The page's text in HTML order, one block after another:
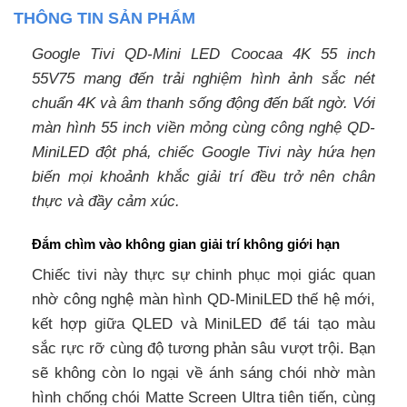
THÔNG TIN SẢN PHẨM
Google Tivi QD-Mini LED Coocaa 4K 55 inch
55V75 mang đến trải nghiệm hình ảnh sắc nét
chuẩn 4K và âm thanh sống động đến bất ngờ. Với
màn hình 55 inch viền mỏng cùng công nghệ QD-
MiniLED đột phá, chiếc Google Tivi này hứa hẹn
biến mọi khoảnh khắc giải trí đều trở nên chân
thực và đầy cảm xúc.
Đắm chìm vào không gian giải trí không giới hạn
Chiếc tivi này thực sự chinh phục mọi giác quan
nhờ công nghệ màn hình QD-MiniLED thế hệ mới,
kết hợp giữa QLED và MiniLED để tái tạo màu
sắc rực rỡ cùng độ tương phản sâu vượt trội. Bạn
sẽ không còn lo ngại về ánh sáng chói nhờ màn
hình chống chói Matte Screen Ultra tiên tiến, cùng